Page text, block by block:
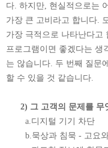
다. 하지만, 현실적으로는
가장 큰 고비라고 합니다.
가장 극적으로 나타난다고
프로그램이면 좋겠다는 생
는 않습니다. 두 번째 질문
할 수 있을 것 같습니다.
2) 그 고객의 문제를 무
a.디지털 기기 차단
b.묵상과 침묵 - 고요와